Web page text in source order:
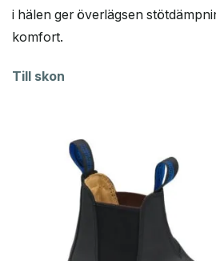
i hälen ger överlägsen
komfort.
Till skon